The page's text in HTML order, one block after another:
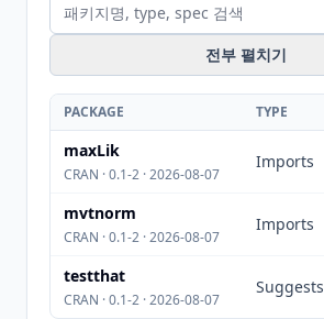
전부 펼치기
PACKAGE TYPE
maxLik
CRAN · 0.1-2 · 2026-08-07
Imports
mvtnorm
CRAN · 0.1-2 · 2026-08-07
Imports
testthat
CRAN · 0.1-2 · 2026-08-07
Suggests